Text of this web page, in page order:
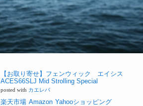
【お取り寄せ】フェンウィック エイシス
ACES66SLJ Mid Strolling Special
posted with カエレバ
楽天市場 Amazon Yahooショッピング